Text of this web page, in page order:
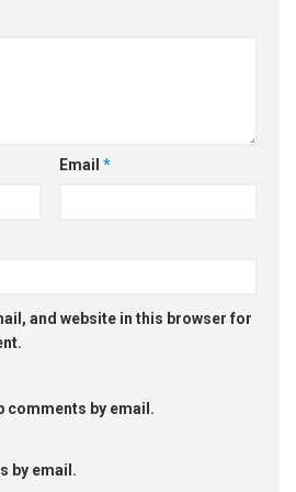
Email *
and website in this browser for
comments by email.
by email.